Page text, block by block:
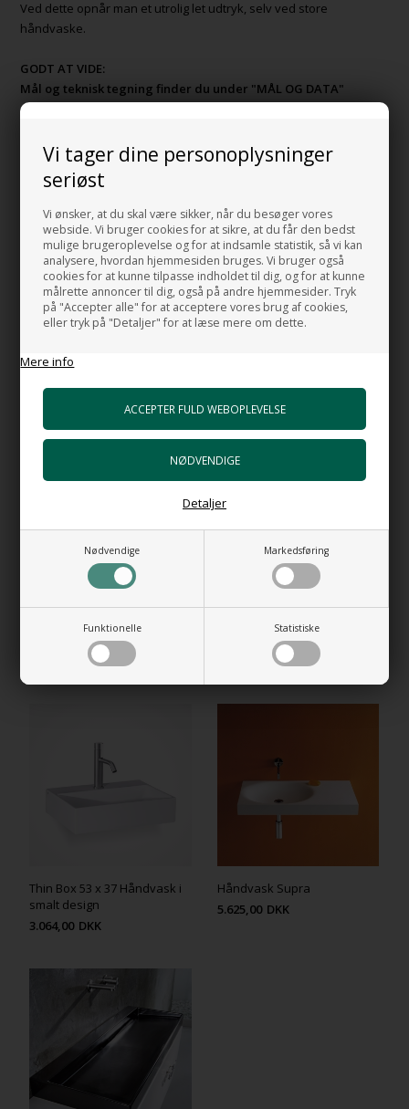
Vi tager dine personoplysninger
seriøst
Vi ønsker, at du skal være sikker, når du besøger vores
webside. Vi bruger cookies for at sikre, at du får den bedst
mulige brugeroplevelse og for at indsamle statistik, så vi kan
analysere, hvordan hjemmesiden bruges. Vi bruger også
cookies for at kunne tilpasse indholdet til dig, og for at kunne
målrette annoncer til dig, også på andre hjemmesider. Tryk
på "Accepter alle" for at acceptere vores brug af cookies,
eller tryk på "Detaljer" for at læse mere om dette.
Mere info
Nødvendige Markedsføring
Funktionelle Statistiske
Detaljer
Ved dette opnår man et utrolig let udtryk, selv ved store
håndvaske.
GODT AT VIDE:
Mål og teknisk tegning finder du under "MÅL OG DATA"
Book et møde i vores showroom og se håndvasken Elegance
Square
eller
Klik her ogBOOK EN FACETIME FREMVISNING AF VORES
SHOWROOM.
MADE IN ITALY
Monteringsbolte til håndvask
+86,00 DKK
Bundventil Push i forkromet messing
+489,00 DKK
HI-TECH 5 Vandlås luksus udgave
+898,00 DKK
Gå til varen
RELATEREDE PRODUKTER
Thin Box 53 x 37 Håndvask i
smalt design
3.064,00 DKK
Håndvask Supra
5.625,00 DKK